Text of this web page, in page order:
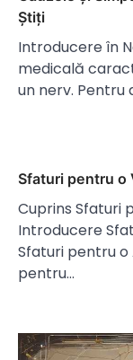
Știți
Introducere în
medicală
un nerv. Pentru
Sfaturi pentru o
Cuprins Sfaturi
Introducere
Sfaturi pentru
pentru…